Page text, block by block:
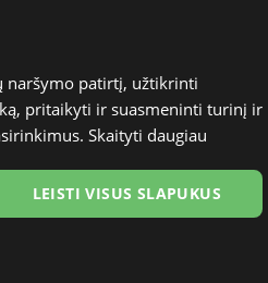
naršymo patirtį, užtikrinti
pritaikyti ir suasmeninti turinį ir
Skaityti daugiau
LEISTI VISUS SLAPUKUS